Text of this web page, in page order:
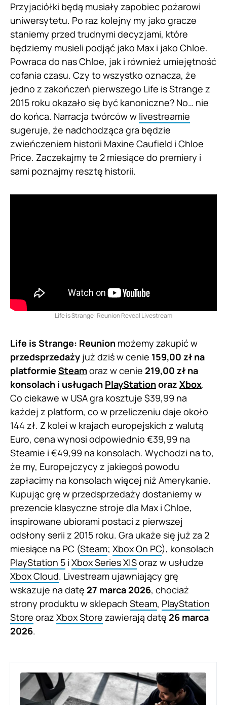
Przyjaciółki będą musiały zapobiec pożarowi
uniwersytetu. Po raz kolejny my jako gracze
staniemy przed trudnymi decyzjami, które
będziemy musieli podjąć jako Max i jako Chloe.
Powraca do nas Chloe, jak i również umiejętność
cofania czasu. Czy to wszystko oznacza, że
jedno z zakończeń pierwszego Life is Strange z
2015 roku okazało się być kanoniczne? No… nie
do końca. Narracja twórców w livestreamie
sugeruje, że nadchodząca gra będzie
zwieńczeniem historii Maxine Caufield i Chloe
Price. Zaczekajmy te 2 miesiące do premiery i
sami poznajmy resztę historii.
Life is Strange: Reunion Reveal Livestream
Life is Strange: Reunion możemy zakupić w
przedsprzedaży już dziś w cenie 159,00 zł na
platformie Steamoraz w cenie 219,00 zł na
konsolach i usługach PlayStationoraz Xbox.
Co ciekawe w USA gra kosztuje $39,99 na
każdej z platform, co w przeliczeniu daje około
144 zł. Z kolei w krajach europejskich z walutą
Euro, cena wynosi odpowiednio €39,99 na
Steamie i €49,99 na konsolach. Wychodzi na to,
że my, Europejczycy z jakiegoś powodu
zapłacimy na konsolach więcej niż Amerykanie.
Kupując grę w przedsprzedaży dostaniemy w
prezencie klasyczne stroje dla Max i Chloe,
inspirowane ubiorami postaci z pierwszej
odsłony serii z 2015 roku. Gra ukaże się już za 2
miesiące na PC (Steam; Xbox On PC), konsolach
PlayStation 5 i Xbox Series X|Soraz w usłudze
Xbox Cloud. Livestream ujawniający grę
wskazuje na datę 27 marca 2026, chociaż
strony produktu w sklepach Steam, PlayStation
Store oraz Xbox Store zawierają datę 26 marca
2026.